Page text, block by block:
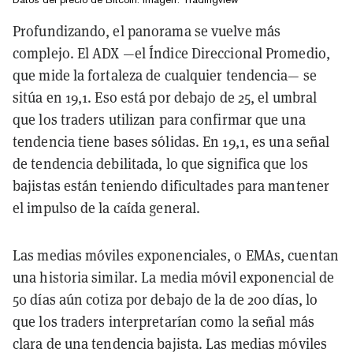
Profundizando, el panorama se vuelve más
complejo. El ADX —el Índice Direccional Promedio,
que mide la fortaleza de cualquier tendencia— se
sitúa en 19,1. Eso está por debajo de 25, el umbral
que los traders utilizan para confirmar que una
tendencia tiene bases sólidas. En 19,1, es una señal
de tendencia debilitada, lo que significa que los
bajistas están teniendo dificultades para mantener
el impulso de la caída general.
Las medias móviles exponenciales, o EMAs, cuentan
una historia similar. La media móvil exponencial de
50 días aún cotiza por debajo de la de 200 días, lo
que los traders interpretarían como la señal más
clara de una tendencia bajista. Las medias móviles